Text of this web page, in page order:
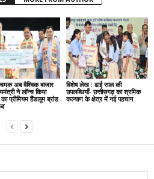
अब वैश्विक बाजार
ने लॉन्च किया
प्रीमियम हैंडलूम ब्रांड
विशेष लेख : ढाई साल की
उपलब्धियाँ- छत्तीसगढ़ का श्रमिक
कल्याण के क्षेत्र में नई पहचान